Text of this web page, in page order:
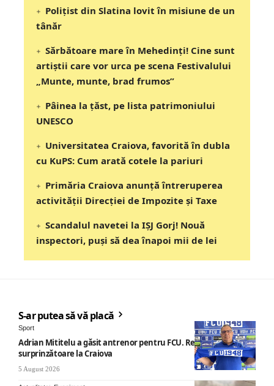
Polițist din Slatina lovit în misiune de un
tânăr
Sărbătoare mare în Mehedinți! Cine sunt
artiștii care vor urca pe scena Festivalului
„Munte, munte, brad frumos”
Pâinea la țăst, pe lista patrimoniului
UNESCO
Universitatea Craiova, favorită în dubla
cu KuPS: Cum arată cotele la pariuri
Primăria Craiova anunță întreruperea
activității Direcției de Impozite și Taxe
Scandalul navetei la IȘJ Gorj! Nouă
inspectori, puși să dea înapoi mii de lei
S-ar putea să vă placă
Sport
Adrian Mititelu a găsit antrenor pentru FCU. Revenire
surprinzătoare la Craiova
5 August 2026